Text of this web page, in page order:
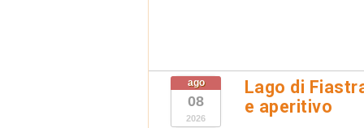
ago
08
2026
Lago di
e aperitivo